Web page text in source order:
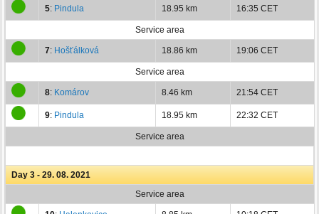
5: Pindula 18.95 km 16:35 CET
Service area
7: Hošťálková 18.86 km 19:06 CET
Service area
8: Komárov 8.46 km 21:54 CET
9: Pindula 18.95 km 22:32 CET
Service area
Day 3 - 29. 08. 2021
Service area